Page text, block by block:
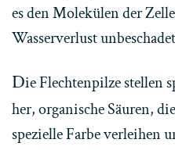
es den Molekülen der
Wasserverlust
Die Flechtenpilze stellen
her, organische Säuren,
spezielle Farbe verleihen